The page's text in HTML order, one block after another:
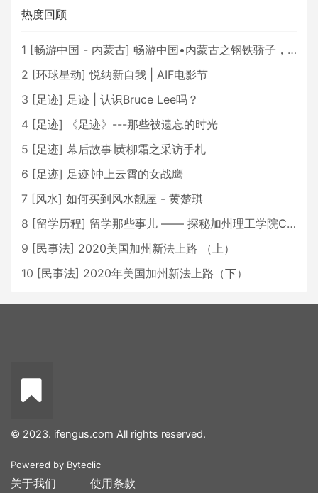
热度回顾
1 [畅游中国 - 内蒙古] 畅游中国•内蒙古之钢铁骄子，魅力包头
2 [环球星动] 悦纳新自我 | AIF电影节
3 [足迹] 足迹 | 认识Bruce Lee吗？
4 [足迹]
《足迹》---那些被遗忘的时光
5 [足迹] 幕后故事∣黄柳霜之采访手札
6 [足迹] 足迹∣冲上云霄的女战鹰
7 [风水] 如何买到风水靓屋 - 黄楚琪
8 [留学历程] 留学那些事儿 —— 探秘加州理工学院Caltech博士生活 [上集]
9 [民事法] 2020美国加州新法上路 （上）
10 [民事法] 2020年美国加州新法上路（下）
© 2023. ifengus.com All rights reserved.
Powered by Byteclic
关于我们 使用条款